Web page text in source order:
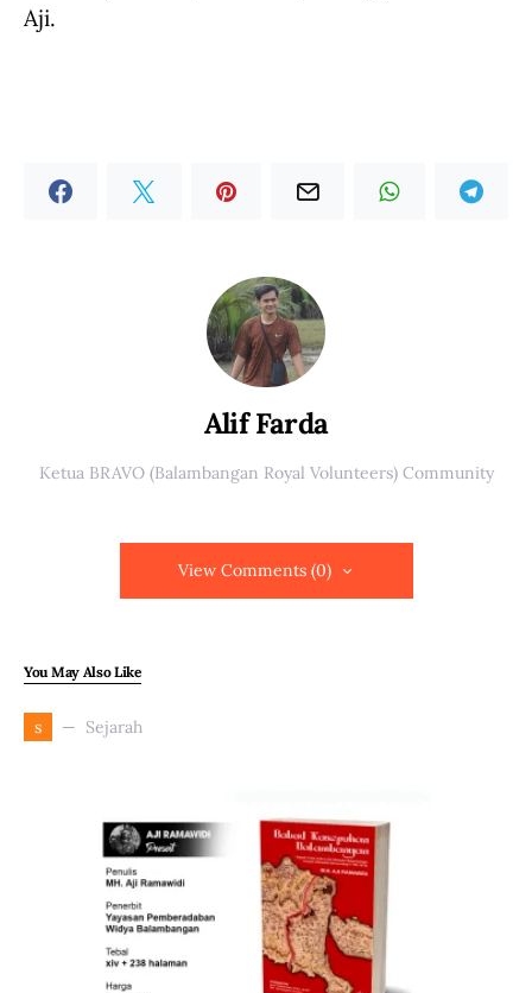
Aji.
Alif Farda
Ketua BRAVO (Balambangan Royal Volunteers) Community
View Comments (0)
You May Also Like
s Sejarah